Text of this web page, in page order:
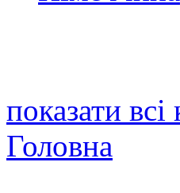
показати всі
Головна